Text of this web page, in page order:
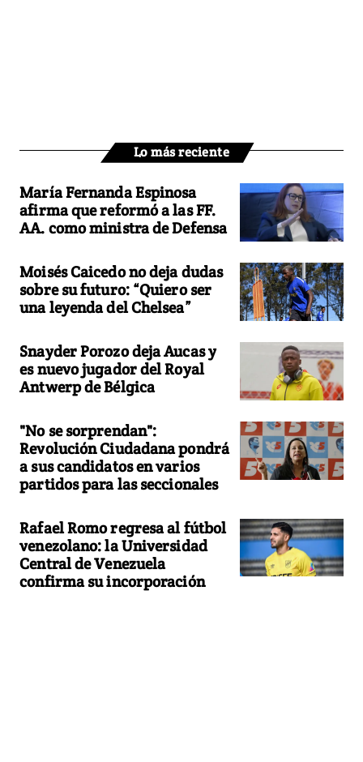
Lo más reciente
María Fernanda Espinosa
afirma que reformó a las FF.
AA. como ministra de Defensa
Moisés Caicedo no deja dudas
sobre su futuro: “Quiero ser
una leyenda del Chelsea”
Snayder Porozo deja Aucas y
es nuevo jugador del Royal
Antwerp de Bélgica
"No se sorprendan":
Revolución Ciudadana pondrá
a sus candidatos en varios
partidos para las seccionales
Rafael Romo regresa al fútbol
venezolano: la Universidad
Central de Venezuela
confirma su incorporación